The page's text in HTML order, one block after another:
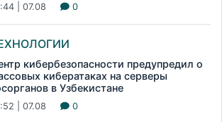
| 07.08 0
кибербезопасности предупредил о
кибератаках на серверы
в Узбекистане
| 07.08 0